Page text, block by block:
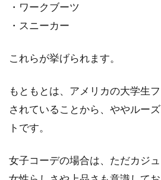
メンズの着こ
に、スリム化とオ
も鮮やか...
あか抜ける！
・ワークブーツ
・スニーカー
これらが挙げられます。
もともとは、アメリカの大学生
されていることから、ややルー
トです。
女子コーデの場合は、ただカジュ